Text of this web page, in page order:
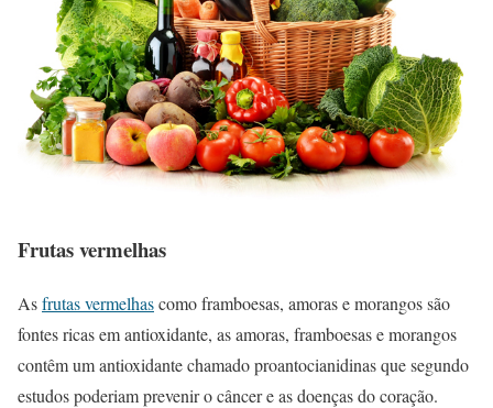
Frutas vermelhas
Asfrutas vermelhascomo framboesas, amoras e morangos são
fontes ricas em antioxidante, as amoras, framboesas e morangos
contêm um antioxidante chamado proantocianidinas que segundo
estudos poderiam prevenir o câncer e as doenças do coração.